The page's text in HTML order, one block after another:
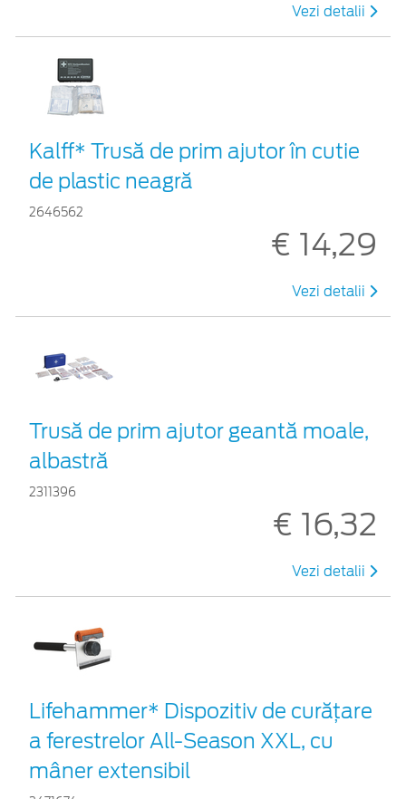
Vezi detalii
Kalff* Trusă de prim ajutor în cutie
de plastic neagră
2646562
€ 14,29
Vezi detalii
Trusă de prim ajutor geantă moale,
albastră
2311396
€ 16,32
Vezi detalii
Lifehammer* Dispozitiv de curățare
a ferestrelor All-Season XXL, cu
mâner extensibil